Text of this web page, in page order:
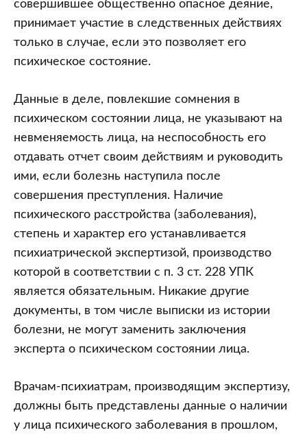
совершившее общественно опасное деяние,
принимает участие в следственных действиях
только в случае, если это позволяет его
психическое состояние.
Данные в деле, повлекшие сомнения в
психическом состоянии лица, не указывают на
невменяемость лица, на неспособность его
отдавать отчет своим действиям и руководить
ими, если болезнь наступила после
совершения преступления. Наличие
психического расстройства (заболевания),
степень и характер его устанавливается
психиатрической экспертизой, производство
которой в соответствии с п. 3 ст. 228 УПК
является обязательным. Никакие другие
документы, в том числе выписки из истории
болезни, не могут заменить заключения
эксперта о психическом состоянии лица.
Врачам-психиатрам, производящим экспертизу,
должны быть представлены данные о наличии
у лица психического заболевания в прошлом,